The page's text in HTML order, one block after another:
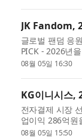
JK Fandom,
글로벌 팬덤 응
PICK - 2026년
돌 부...
08월 05일 16:30
KG이니시스,
전자결제 시장
업이익 286억원
매출액 1...
08월 05일 15:50